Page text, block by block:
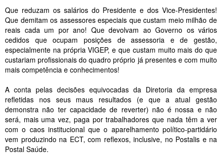
Que reduzam os salários do Presidente e dos Vice-Presidentes!
Que demitam os assessores especiais que custam meio milhão de
reais cada um por ano! Que devolvam ao Governo os vários
cedidos que ocupam posições de assessoria e de gestão,
especialmente na própria VIGEP, e que custam muito mais do que
custariam profissionais do quadro próprio já presentes e com muito
mais competência e conhecimentos!
A conta pelas decisões equivocadas da Diretoria da empresa
refletidas nos seus maus resultados (e que a atual gestão
demonstra não ter capacidade de reverter) não é nossa e não
será, mais uma vez, paga por trabalhadores que nada têm a ver
com o caos institucional que o aparelhamento político-partidário
vem produzindo na ECT, com reflexos, inclusive, no Postalis e na
Postal Saúde.